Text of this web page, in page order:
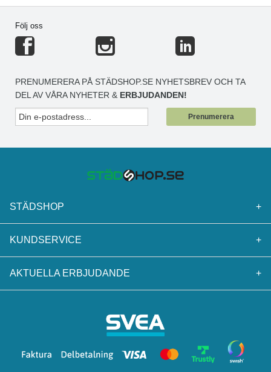
Följ oss
PRENUMERERA PÅ STÄDSHOP.SE NYHETSBREV OCH TA
DEL AV VÅRA NYHETER & ERBJUDANDEN!
Prenumerera
STÄDSHOP +
KUNDSERVICE +
AKTUELLA ERBJUDANDE +